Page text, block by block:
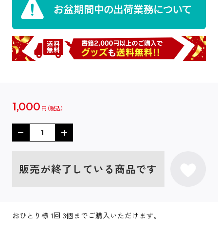
1,000 円
販売が終了している商品です
おひとり様 1回 3個までご購入いただけます。